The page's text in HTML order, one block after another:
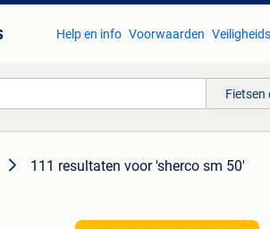
Help en info Voorwaarden
Fietsen
111 resultaten voor 'sherco sm 50'